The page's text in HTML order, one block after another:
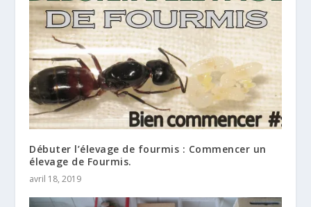
Débuter l’élevage de fourmis : Commencer un
élevage de Fourmis.
avril 18, 2019